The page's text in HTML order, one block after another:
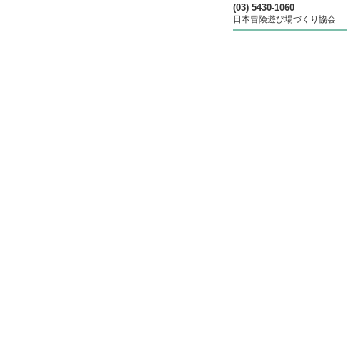
(03) 5430-1060
日本冒険遊び場づくり協会